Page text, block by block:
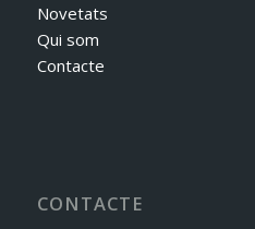
Novetats
Qui som
Contacte
CONTACTE